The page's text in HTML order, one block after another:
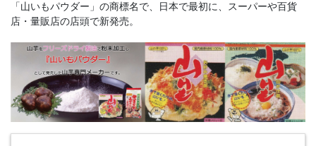
「山いもパウダー」の商標名で、日本で最初に、スーパーや百貨
店・量販店の店頭で新発売。